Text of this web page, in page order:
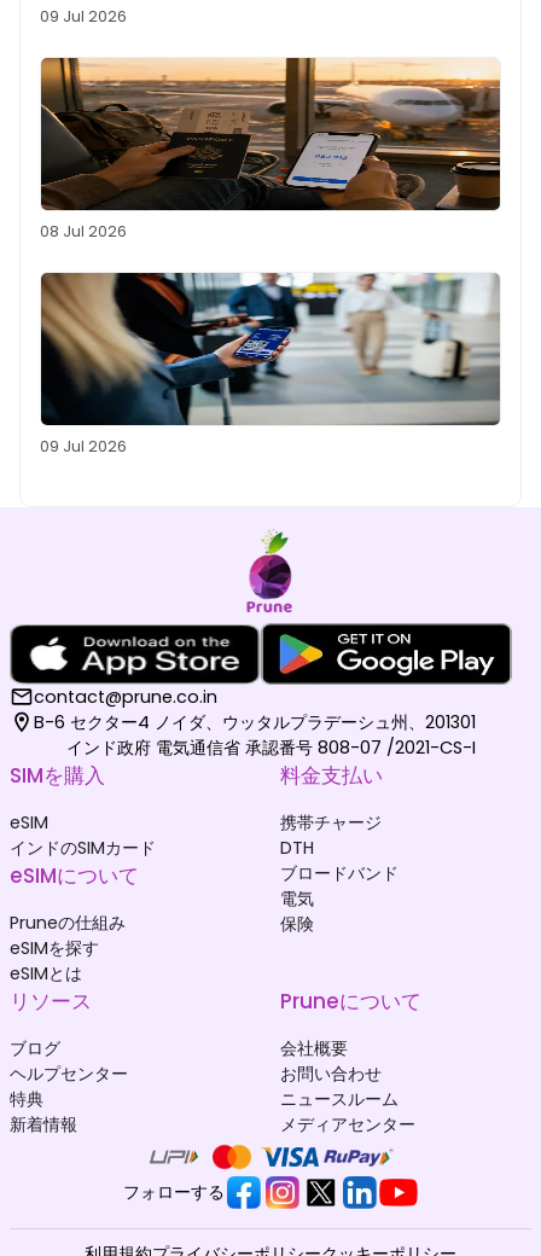
09 Jul 2026
08 Jul 2026
09 Jul 2026
contact@prune.co.in
B-6 セクター4 ノイダ、ウッタルプラデーシュ州、201301
インド政府 電気通信省 承認番号 808-07 /2021-CS-I
SIMを購入
eSIM
インドのSIMカード
eSIMについて
Pruneの仕組み
eSIMを探す
eSIMとは
料金支払い
携帯チャージ
DTH
ブロードバンド
電気
保険
リソース
ブログ
ヘルプセンター
特典
新着情報
Pruneについて
会社概要
お問い合わせ
ニュースルーム
メディアセンター
フォローする